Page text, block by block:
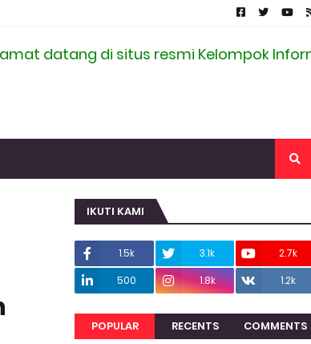
datang di situs resmi Kelompok Informasi
IKUTI KAMI
1.5k 3.1k
2.7k
500
1.8k 1.2k
POPULAR RECENTS COMMENTS